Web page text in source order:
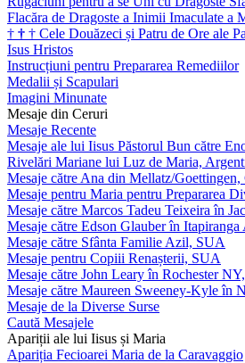
Flacăra de Dragoste a Inimii Imaculate a
† † † Cele Douăzeci și Patru de Ore ale
Isus Hristos
Instrucțiuni pentru Prepararea Remediilor
Medalii și Scapulari
Imagini Minunate
Mesaje din Ceruri
Mesaje Recente
Mesaje ale lui Iisus Păstorul Bun către
Rivelări Mariane lui Luz de Maria,
Mesaje către Ana din Mellatz/Goettingen,
Mesaje pentru Maria pentru Prepararea
Mesaje către Marcos Tadeu Teixeira în
Mesaje către Edson Glauber în
Mesaje către Sfânta Familie Azil, SUA
Mesaje pentru Copiii Renașterii, SUA
Mesaje către John Leary în Rochester
Mesaje către Maureen Sweeney-Kyle în
Mesaje de la Diverse Surse
Caută Mesajele
Apariții ale lui Iisus și Maria
Apariția Fecioarei Maria de la Caravaggio